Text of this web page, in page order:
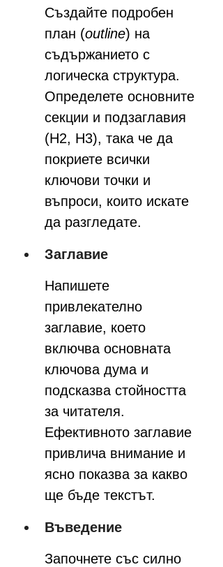
Създайте подробен
план (outline) на
съдържанието с
логическа структура.
Определете основните
секции и подзаглавия
(H2, H3), така че да
покриете всички
ключови точки и
въпроси, които искате
да разгледате.
Заглавие
Напишете
привлекателно
заглавие, което
включва основната
ключова дума и
подсказва стойността
за читателя.
Ефективното заглавие
привлича внимание и
ясно показва за какво
ще бъде текстът.
Въведение
Започнете със силно